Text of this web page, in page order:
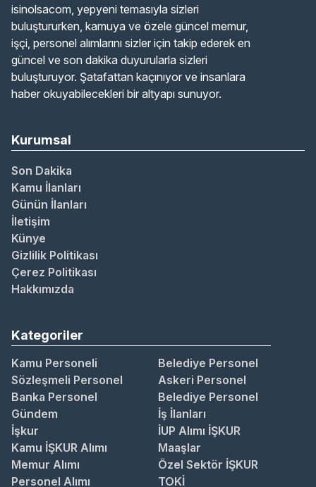
isinolsacom, yepyeni temasıyla sizleri
buluştururken, kamuya ve özele güncel memur,
işçi, personel alımlarını sizler için takip ederek en
güncel ve son dakika duyurularla sizleri
buluşturuyor. Şatafattan kaçınıyor ve insanlara
haber okuyabilecekleri bir altyapı sunuyor.
Kurumsal
Son Dakika
Kamu İlanları
Günün İlanları
İletişim
Künye
Gizlilik Politikası
Çerez Politikası
Hakkımızda
Kategoriler
Kamu Personeli
Belediye Personel
Sözleşmeli Personel
Askeri Personel
Banka Personel
Belediye Personel
Gündem
İş İlanları
İşkur
İUP Alımı İŞKUR
Kamu İŞKUR Alımı
Maaşlar
Memur Alımı
Özel Sektör İŞKUR
Personel Alımı
TOKİ